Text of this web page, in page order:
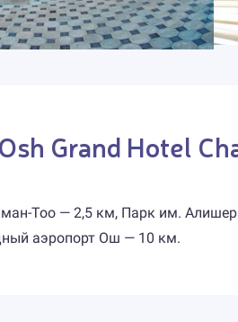
Grand Hotel
Тоо — 2,5 км, Парк им.
аэропорт Ош — 10 км.